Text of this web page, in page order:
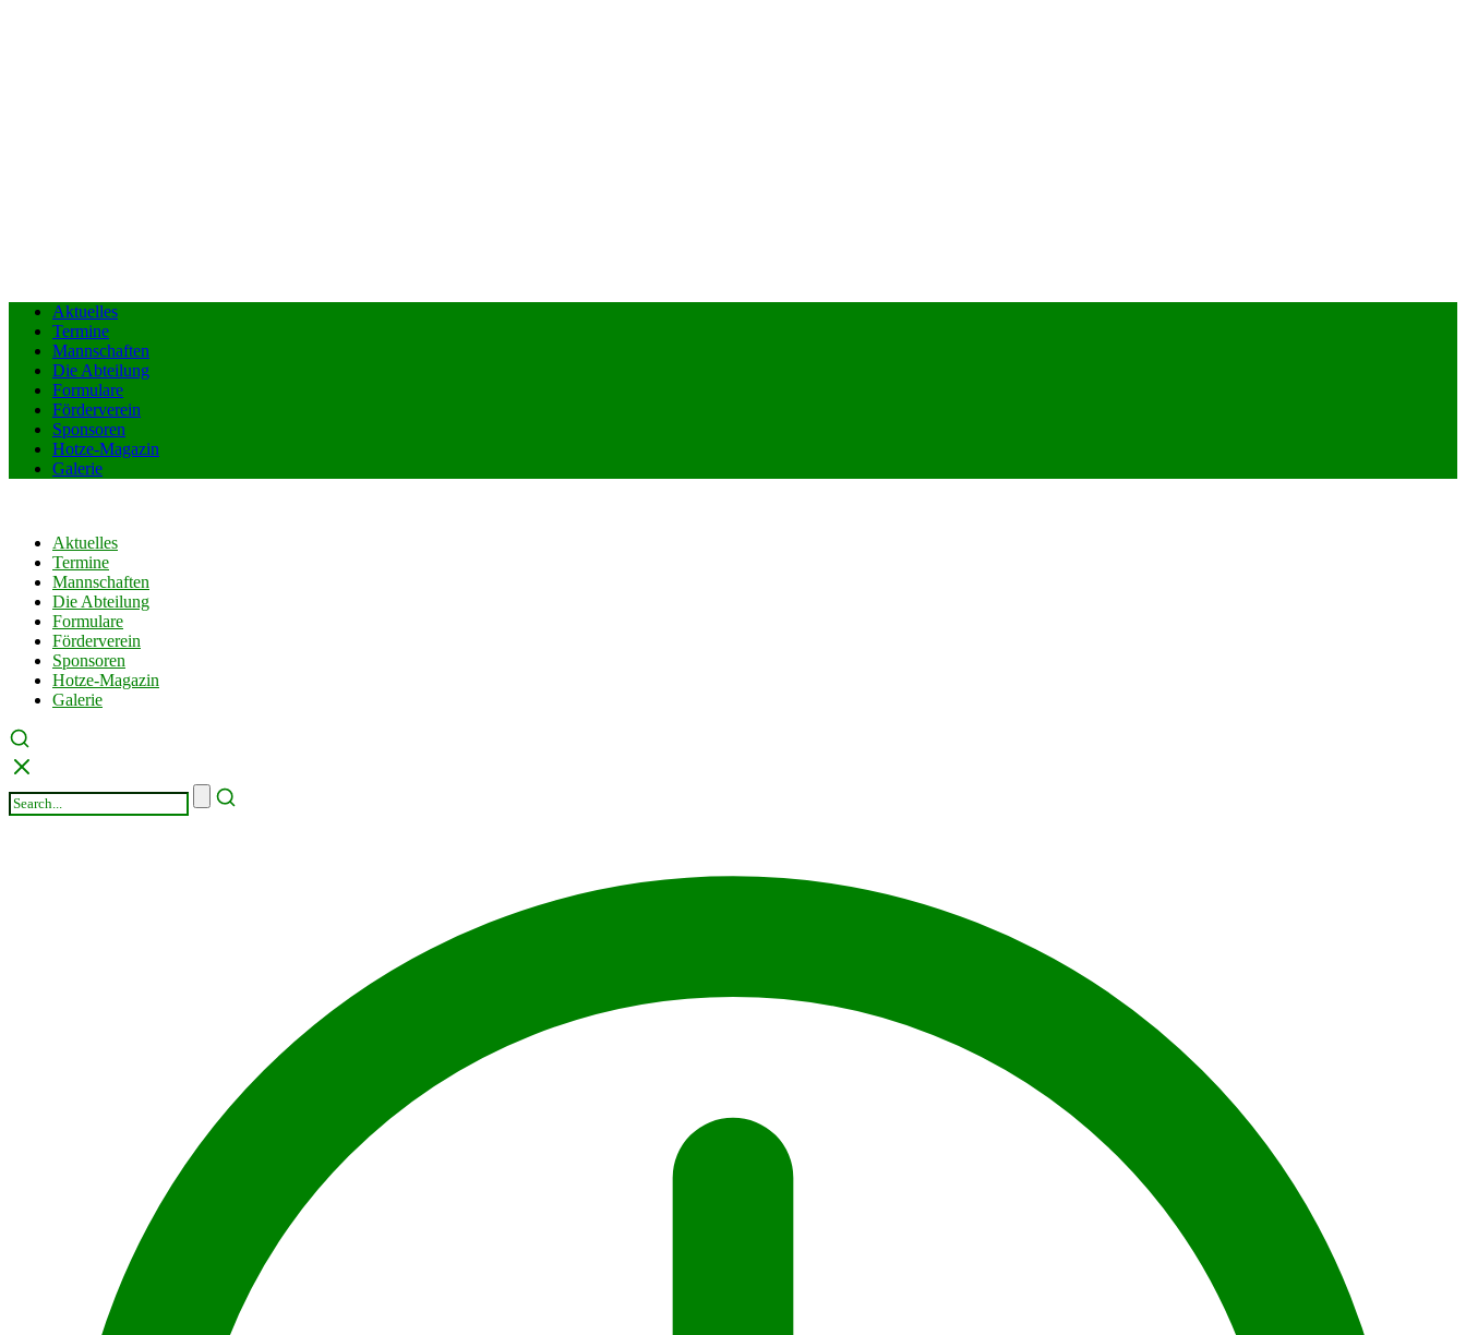
Aktuelles
Termine
Mannschaften
Die Abteilung
Formulare
Förderverein
Sponsoren
Hotze-Magazin
Galerie
Aktuelles
Termine
Mannschaften
Die Abteilung
Formulare
Förderverein
Sponsoren
Hotze-Magazin
Galerie